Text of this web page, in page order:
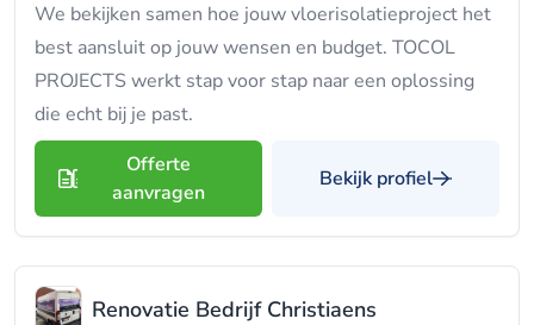
We bekijken samen hoe jouw vloerisolatieproject het
best aansluit op jouw wensen en budget. TOCOL
PROJECTS werkt stap voor stap naar een oplossing
die echt bij je past.
Offerte
aanvragen
Bekijk profiel
Renovatie Bedrijf Christiaens